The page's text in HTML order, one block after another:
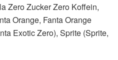
Zero Zucker Zero Koffein,
Orange, Fanta Orange
Exotic Zero), Sprite (Sprite,